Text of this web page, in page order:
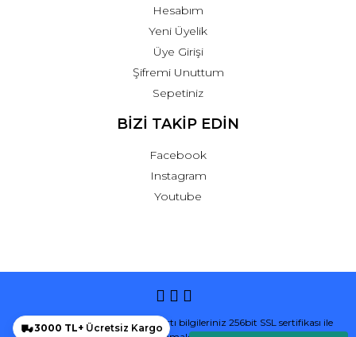
Hesabım
Yeni Üyelik
Üye Girişi
Şifremi Unuttum
Sepetiniz
BİZİ TAKİP EDİN
Facebook
Instagram
Youtube
© Tüm hakları saklıdır. Kredi kartı bilgileriniz 256bit SSL sertifikası ile
3000 TL+ Ücretsiz Kargo